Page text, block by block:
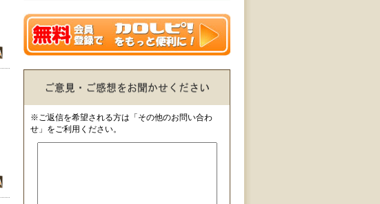
※ご返信を希望される方は「その他のお問い合わ
せ」をご利用ください。